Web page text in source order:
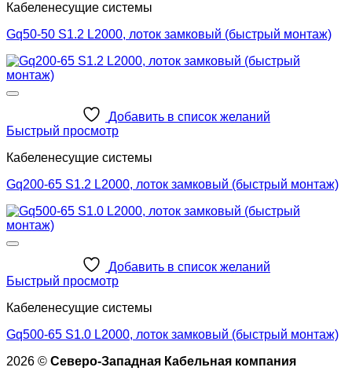
Кабеленесущие системы
Gq50-50 S1.2 L2000, лоток замковый (быстрый монтаж)
Добавить в список желаний
Быстрый просмотр
Кабеленесущие системы
Gq200-65 S1.2 L2000, лоток замковый (быстрый монтаж)
Добавить в список желаний
Быстрый просмотр
Кабеленесущие системы
Gq500-65 S1.0 L2000, лоток замковый (быстрый монтаж)
2026 © Северо-Западная Кабельная компания